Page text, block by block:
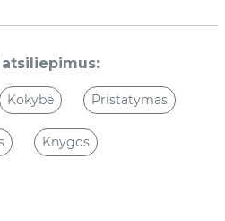
Kokybė Pristatymas
Knygos